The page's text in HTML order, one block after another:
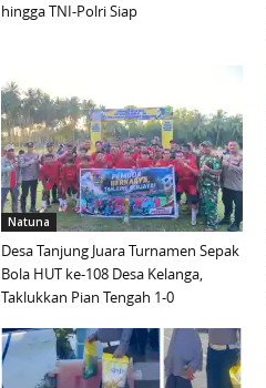
hingga TNI-Polri Siap
Natuna
Desa Tanjung Juara Turnamen Sepak
Bola HUT ke-108 Desa Kelanga,
Taklukkan Pian Tengah 1-0